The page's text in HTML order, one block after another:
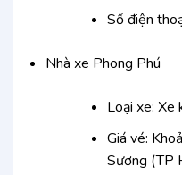
Số điện
Nhà xe Phong Phú
Loại xe: Xe
Giá vé:
Sương (TP